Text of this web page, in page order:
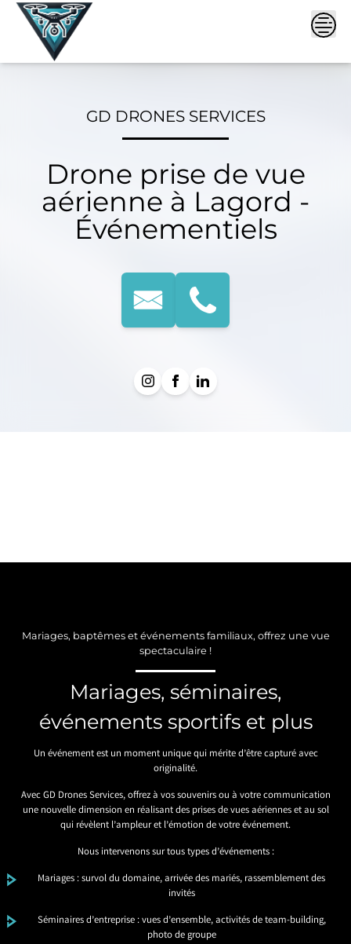
Skip
GD DRONES SERVICES
Drone prise de vue
aérienne à Lagord -
Événementiels
Mariages, baptêmes et événements familiaux, offrez une vue
spectaculaire !
Mariages, séminaires,
événements sportifs et plus
Un événement est un moment unique qui mérite d’être capturé avec
originalité.
Avec GD Drones Services, offrez à vos souvenirs ou à votre communication
une nouvelle dimension en réalisant des prises de vues aériennes et au sol
qui révèlent l’ampleur et l’émotion de votre événement.
Nous intervenons sur tous types d’événements :
Mariages : survol du domaine, arrivée des mariés, rassemblement des
invités
Séminaires d’entreprise : vues d’ensemble, activités de team-building,
photo de groupe